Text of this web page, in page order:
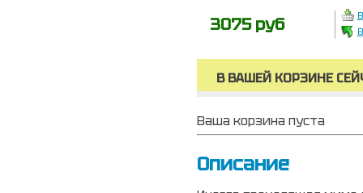
3075 руб
В ВАШЕЙ КОРЗИНЕ
Ваша корзина пуста
Описание